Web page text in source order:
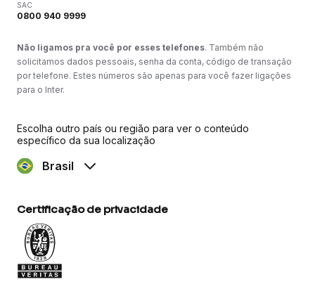
SAC
0800 940 9999
Não ligamos pra você por esses telefones. Também não
solicitamos dados pessoais, senha da conta, código de transação
por telefone. Estes números são apenas para você fazer ligações
para o Inter.
Escolha outro país ou região para ver o conteúdo
específico da sua localização
Brasil
Certificação de privacidade